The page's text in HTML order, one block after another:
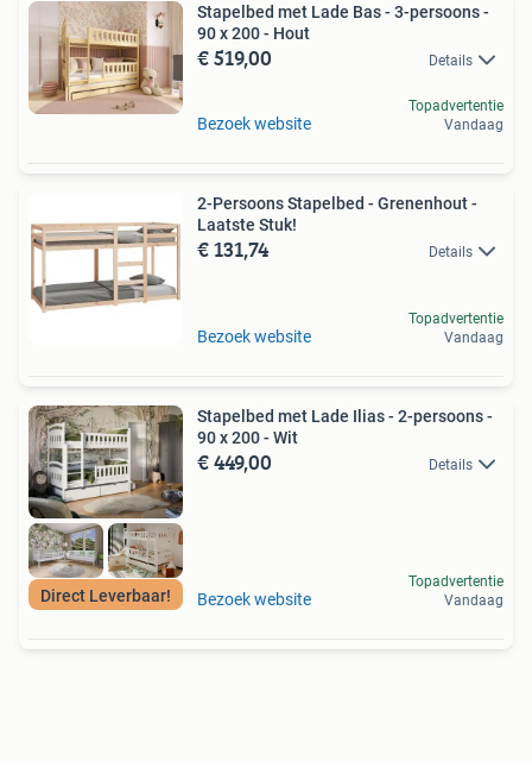
Stapelbed met Lade Bas - 3-persoons -
90 x 200 - Hout
€ 519,00 Details
Bezoek website
Topadvertentie
Vandaag
2-Persoons Stapelbed - Grenenhout -
Laatste Stuk!
€ 131,74 Details
Bezoek website
Topadvertentie
Vandaag
Direct Leverbaar!
Stapelbed met Lade Ilias - 2-persoons -
90 x 200 - Wit
€ 449,00 Details
Bezoek website
Topadvertentie
Vandaag